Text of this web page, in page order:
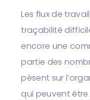
Les flux de
traçabilité
encore une
partie des
pèsent sur
qui peuvent